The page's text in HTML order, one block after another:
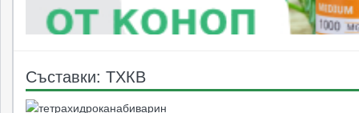
Съставки: ТХКВ